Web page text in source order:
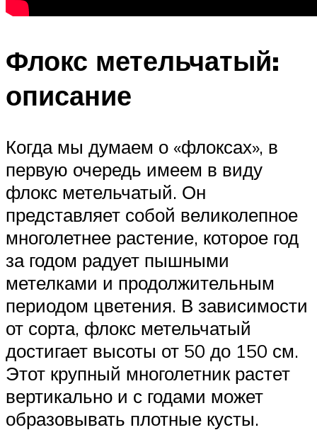
Флокс метельчатый:
описание
Когда мы думаем о «флоксах», в
первую очередь имеем в виду
флокс метельчатый. Он
представляет собой великолепное
многолетнее растение, которое год
за годом радует пышными
метелками и продолжительным
периодом цветения. В зависимости
от сорта, флокс метельчатый
достигает высоты от 50 до 150 см.
Этот крупный многолетник растет
вертикально и с годами может
образовывать плотные кусты.